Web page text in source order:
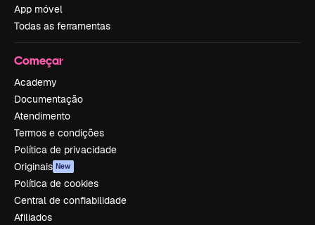
App móvel
Todas as ferramentas
Começar
Academy
Documentação
Atendimento
Termos e condições
Política de privacidade
Originais New
Política de cookies
Central de confiabilidade
Afiliados